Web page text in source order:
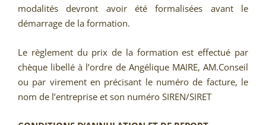
modalités devront avoir été formalisées avant le
démarrage de la formation.
Le règlement du prix de la formation est effectué par
chèque libellé à l’ordre de Angélique MAIRE, AM.Conseil
ou par virement en précisant le numéro de facture, le
nom de l’entreprise et son numéro SIREN/SIRET